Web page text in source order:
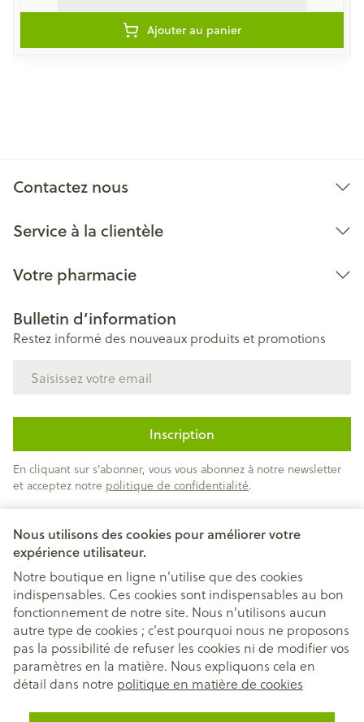
Nous utilisons des cookies pour améliorer votre
expérience utilisateur.
Notre boutique en ligne n'utilise que des cookies
indispensables. Ces cookies sont indispensables au bon
fonctionnement de notre site. Nous n'utilisons aucun
autre type de cookies ; c'est pourquoi nous ne proposons
pas la possibilité de refuser les cookies ni de modifier vos
paramètres en la matière. Nous expliquons cela en
détail dans notre politique en matière de cookies
Ajouter au panier
Contactez nous
Service à la clientèle
Votre pharmacie
Bulletin d’information
Restez informé des nouveaux produits et promotions
Inscription
En cliquant sur s'abonner, vous vous abonnez à notre newsletter
et acceptez notre politique de confidentialité.
Liens légaux